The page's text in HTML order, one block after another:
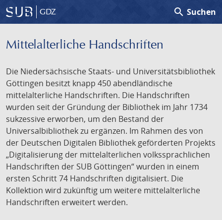
GDZ search Suchen
Mittelalterliche Handschriften
Die Niedersächsische Staats- und Universitätsbibliothek
Göttingen besitzt knapp 450 abendländische
mittelalterliche Handschriften. Die Handschriften
wurden seit der Gründung der Bibliothek im Jahr 1734
sukzessive erworben, um den Bestand der
Universalbibliothek zu ergänzen. Im Rahmen des von
der Deutschen Digitalen Bibliothek geförderten Projekts
„Digitalisierung der mittelalterlichen volkssprachlichen
Handschriften der SUB Göttingen“ wurden in einem
ersten Schritt 74 Handschriften digitalisiert. Die
Kollektion wird zukünftig um weitere mittelalterliche
Handschriften erweitert werden.